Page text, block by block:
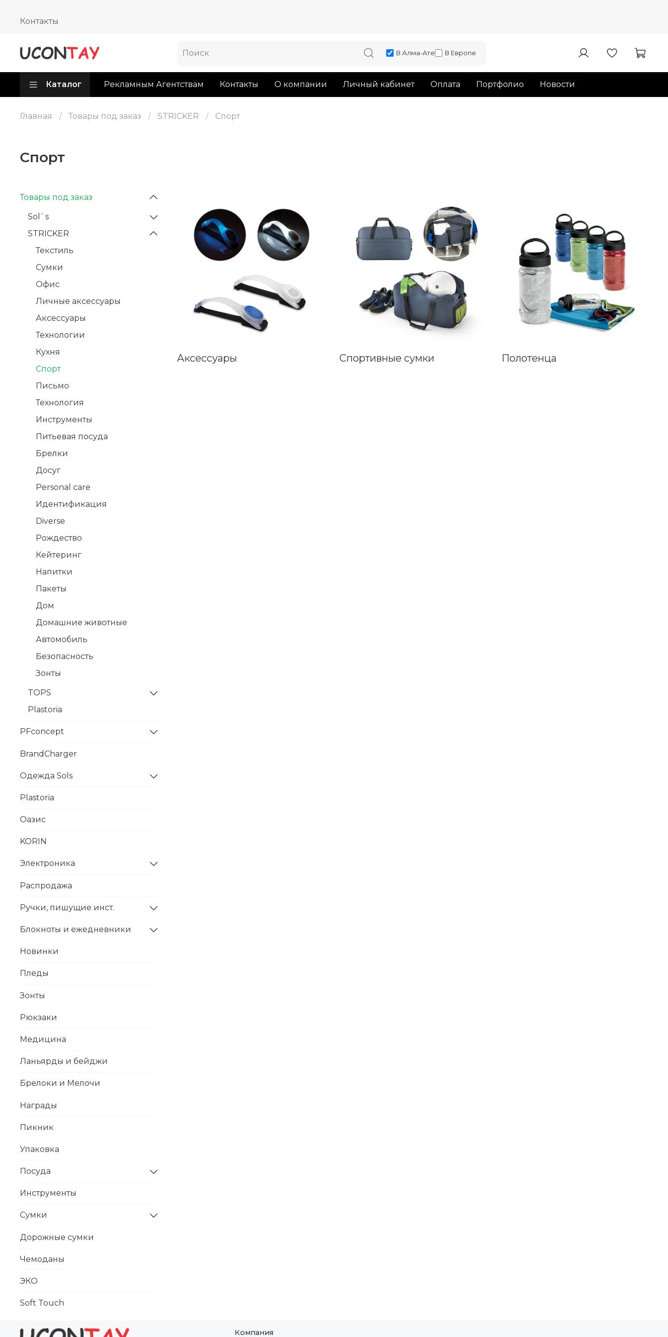
Контакты
В Алма-Ате В Европе
Каталог Рекламным Агентствам Контакты О компании Личный кабинет Оплата Портфолио Новости
Главная Товары под заказ STRICKER Спорт
Спорт
Аксессуары Спортивные сумки Полотенца
Товары под заказ
Sol`s
STRICKER
Текстиль
Сумки
Офис
Личные аксессуары
Аксессуары
Технологии
Кухня
Спорт
Письмо
Технология
Инструменты
Питьевая посуда
Брелки
Досуг
Personal care
Идентификация
Diverse
Рождество
Кейтеринг
Напитки
Пакеты
Дом
Домашние животные
Автомобиль
Безопасность
Зонты
TOPS
Plastoria
PFconcept
BrandCharger
Одежда Sols
Plastoria
Оазис
KORIN
Электроника
Распродажа
Ручки, пишущие инст.
Блокноты и ежедневники
Новинки
Пледы
Зонты
Рюкзаки
Медицина
Ланьярды и бейджи
Брелоки и Мелочи
Награды
Пикник
Упаковка
Посуда
Инструменты
Сумки
Дорожные сумки
Чемоданы
ЭКО
Soft Touch
Компания